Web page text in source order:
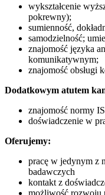
wykształcenie
pokrewny);
sumienność,
samodzielność;
znajomość języka
komunikatywnym;
znajomość obsługi
Dodatkowym atutem
znajomość normy
doświadczenie w
Oferujemy:
pracę w jedynym z
badawczych
kontakt z
możliwość rozwoju